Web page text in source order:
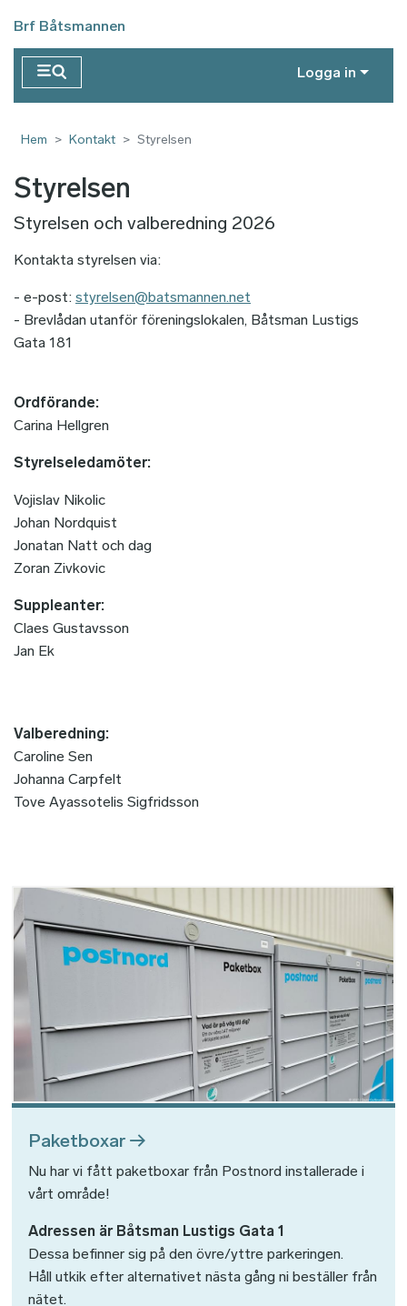
Brf Båtsmannen
Logga in
Hem Kontakt Styrelsen
Styrelsen
Styrelsen och valberedning 2026
Kontakta styrelsen via:
- e-post: styrelsen@batsmannen.net
- Brevlådan utanför föreningslokalen, Båtsman Lustigs
Gata 181
Ordförande:
Carina Hellgren
Styrelseledamöter:
Vojislav Nikolic
Johan Nordquist
Jonatan Natt och dag
Zoran Zivkovic
Suppleanter:
Claes Gustavsson
Jan Ek
Valberedning:
Caroline Sen
Johanna Carpfelt
Tove Ayassotelis Sigfridsson
Bild
Paketboxar
Nu har vi fått paketboxar från Postnord installerade i
vårt område!
Adressen är Båtsman Lustigs Gata 1
Dessa befinner sig på den övre/yttre parkeringen.
Håll utkik efter alternativet nästa gång ni beställer från
nätet.